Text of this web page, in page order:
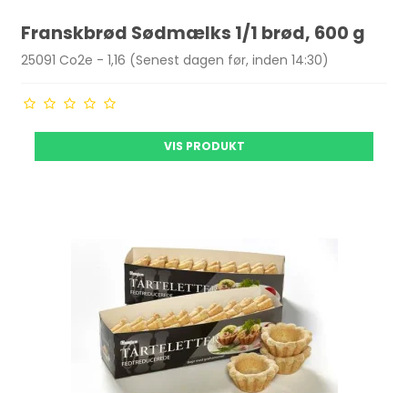
Franskbrød Sødmælks 1/1 brød, 600 g
25091 Co2e - 1,16 (Senest dagen før, inden 14:30)
VIS PRODUKT